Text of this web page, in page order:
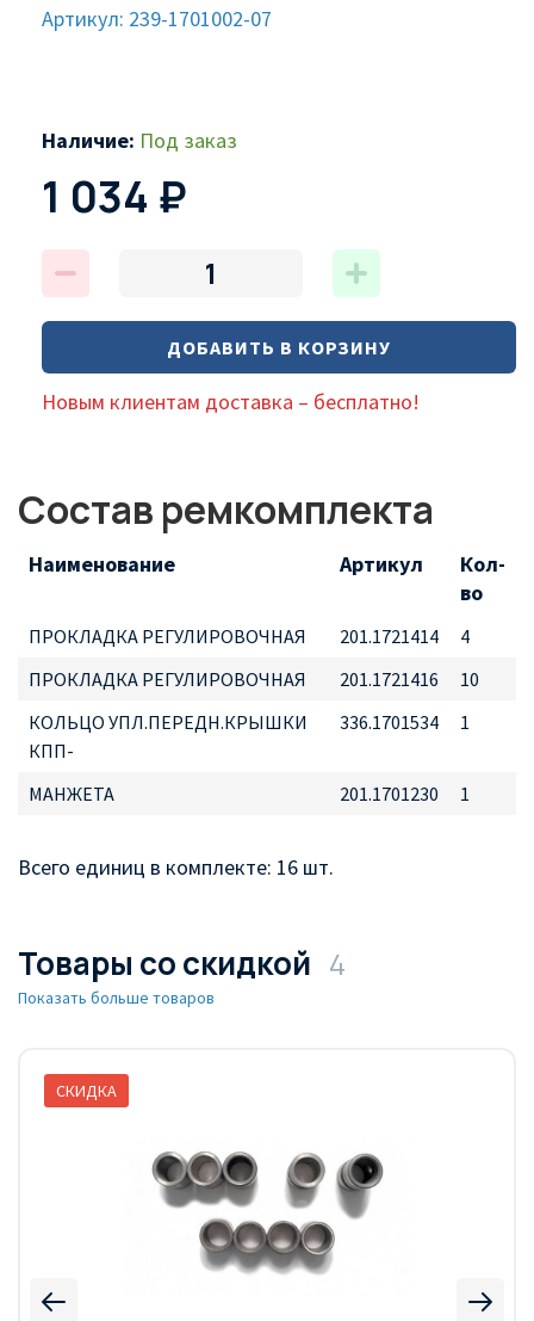
Артикул: 239-1701002-07
Наличие: Под заказ
1 034 ₽
ДОБАВИТЬ В КОРЗИНУ
Новым клиентам доставка – бесплатно!
Состав ремкомплекта
Наименование Артикул
Кол-
во
ПРОКЛАДКА РЕГУЛИРОВОЧНАЯ 201.1721414
4
ПРОКЛАДКА РЕГУЛИРОВОЧНАЯ
201.1721416
10
КОЛЬЦО УПЛ.ПЕРЕДН.КРЫШКИ
КПП-
336.1701534 1
МАНЖЕТА 201.1701230 1
Всего единиц в комплекте: 16 шт.
Товары со скидкой 4
Показать больше товаров
СКИДКА